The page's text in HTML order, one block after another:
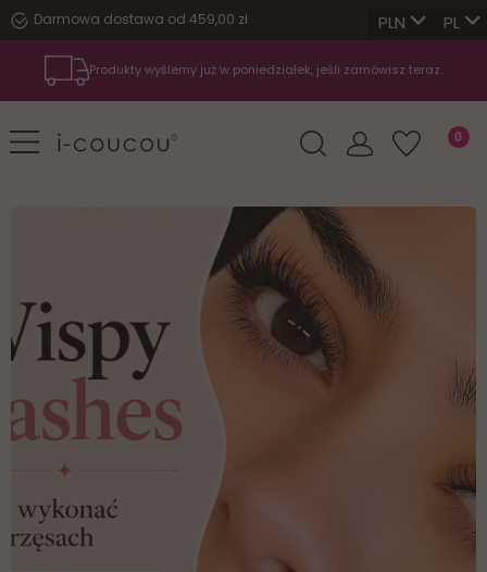
Darmowa dostawa od 459,00 zł
Produkty wyślemy już w poniedziałek, jeśli zamówisz teraz.
PL